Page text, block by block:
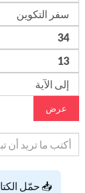
عرض
📥 حمّل